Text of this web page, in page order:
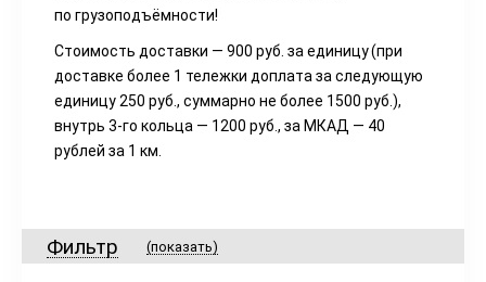
по грузоподъёмности!
Стоимость доставки — 900 руб. за единицу(при
доставке более 1 тележки доплата за следующую
единицу 250 руб., суммарно не более 1500 руб.),
внутрь 3-го кольца — 1200 руб., за МКАД — 40
рублей за 1 км.
Фильтр (показать)